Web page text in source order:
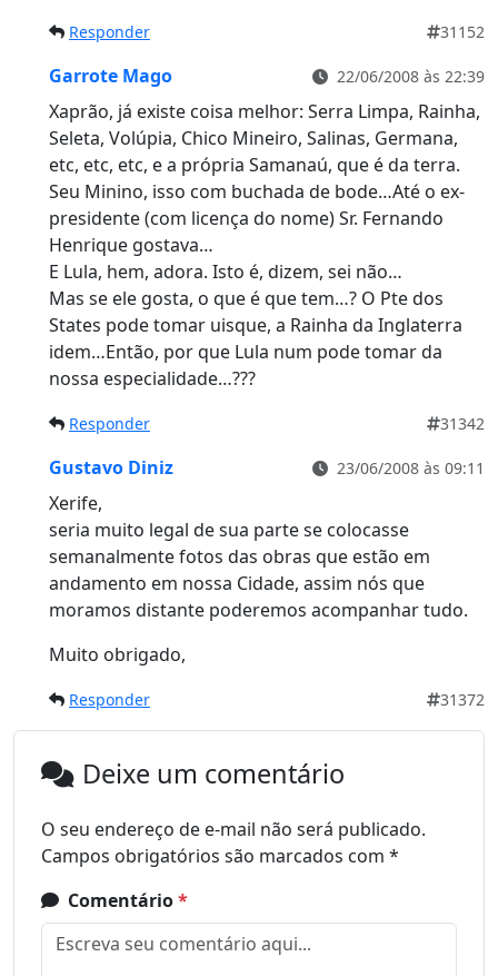
Responder 31152
Garrote Mago 22/06/2008 às 22:39
Xaprão, já existe coisa melhor: Serra Limpa, Rainha,
Seleta, Volúpia, Chico Mineiro, Salinas, Germana,
etc, etc, etc, e a própria Samanaú, que é da terra.
Seu Minino, isso com buchada de bode…Até o ex-
presidente (com licença do nome) Sr. Fernando
Henrique gostava…
E Lula, hem, adora. Isto é, dizem, sei não…
Mas se ele gosta, o que é que tem…? O Pte dos
States pode tomar uisque, a Rainha da Inglaterra
idem…Então, por que Lula num pode tomar da
nossa especialidade…???
Responder 31342
Gustavo Diniz 23/06/2008 às 09:11
Xerife,
seria muito legal de sua parte se colocasse
semanalmente fotos das obras que estão em
andamento em nossa Cidade, assim nós que
moramos distante poderemos acompanhar tudo.
Muito obrigado,
Responder 31372
Deixe um comentário
O seu endereço de e-mail não será publicado.
Campos obrigatórios são marcados com *
Comentário*